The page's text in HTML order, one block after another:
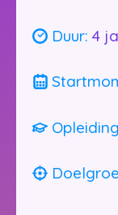
Duur: 4